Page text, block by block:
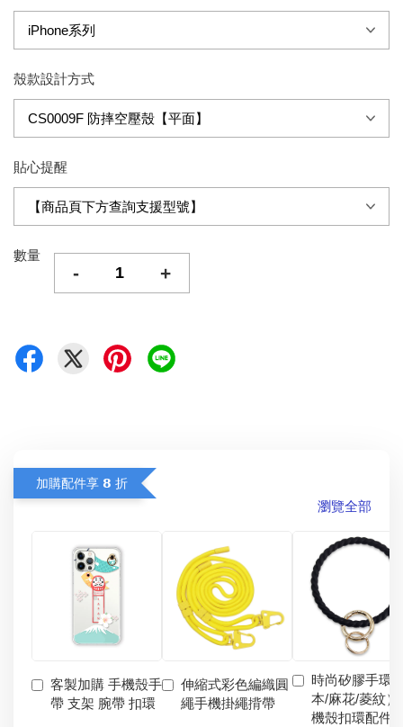
殼款設計方式
貼心提醒
數量
- +
加購配件享 𝟴 折
瀏覽全部
客製加購 手機殼手
帶 支架 腕帶 扣環
伸縮式彩色編織圓
繩手機掛繩揹帶
時尚矽膠手環
本/麻花/菱紋）
機殼扣環配件